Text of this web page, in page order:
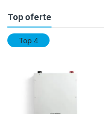
Top oferte
Top 4